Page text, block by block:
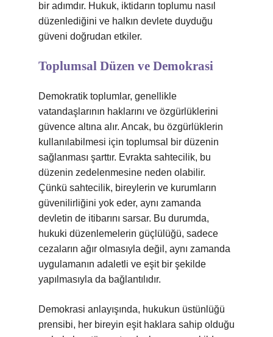
bir adımdır. Hukuk, iktidarın toplumu nasıl
düzenlediğini ve halkın devlete duyduğu
güveni doğrudan etkiler.
Toplumsal Düzen ve Demokrasi
Demokratik toplumlar, genellikle
vatandaşlarının haklarını ve özgürlüklerini
güvence altına alır. Ancak, bu özgürlüklerin
kullanılabilmesi için toplumsal bir düzenin
sağlanması şarttır. Evrakta sahtecilik, bu
düzenin zedelenmesine neden olabilir.
Çünkü sahtecilik, bireylerin ve kurumların
güvenilirliğini yok eder, aynı zamanda
devletin de itibarını sarsar. Bu durumda,
hukuki düzenlemelerin güçlülüğü, sadece
cezaların ağır olmasıyla değil, aynı zamanda
uygulamanın adaletli ve eşit bir şekilde
yapılmasıyla da bağlantılıdır.
Demokrasi anlayışında, hukukun üstünlüğü
prensibi, her bireyin eşit haklara sahip olduğu